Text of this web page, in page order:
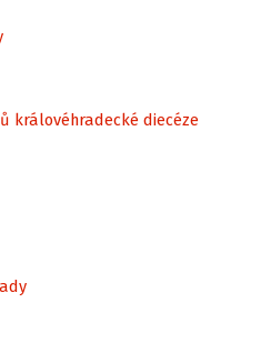
královéhradecké diecéze